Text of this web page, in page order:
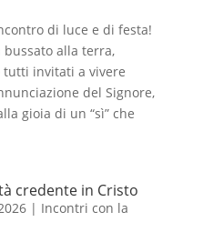
di luce e di festa!
alla terra,
tutti invitati a vivere
del Signore,
gioia di un “sì” che
credente in Cristo
| Incontri con la